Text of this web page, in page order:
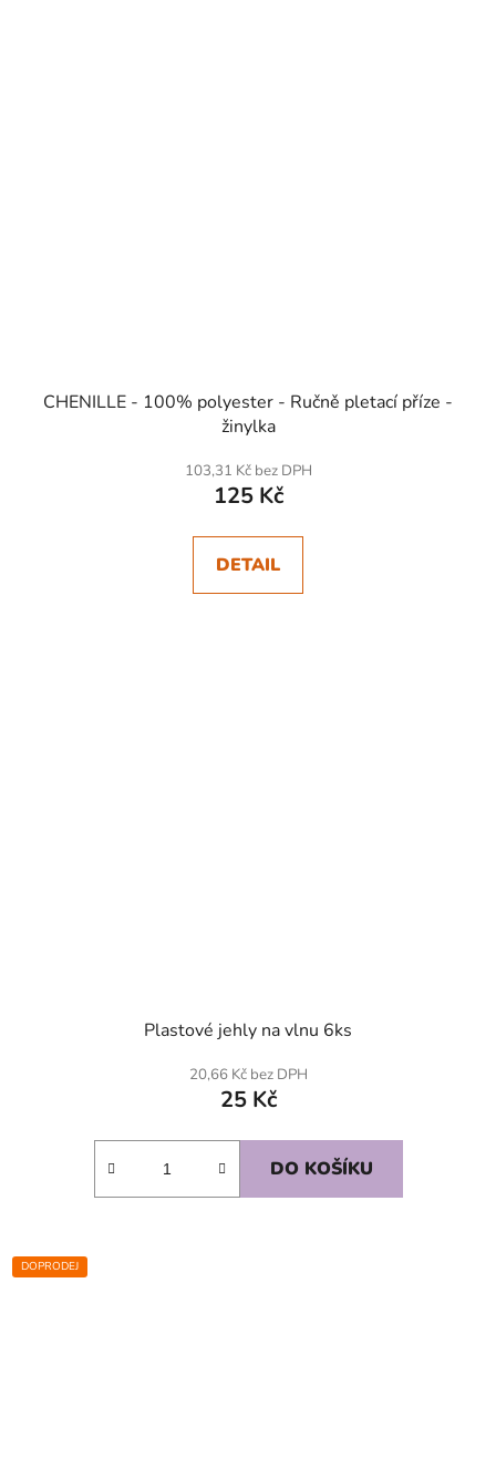
CHENILLE - 100% polyester - Ručně pletací příze -
žinylka
103,31 Kč bez DPH
125 Kč
DETAIL
Plastové jehly na vlnu 6ks
20,66 Kč bez DPH
25 Kč
DO KOŠÍKU
DOPRODEJ